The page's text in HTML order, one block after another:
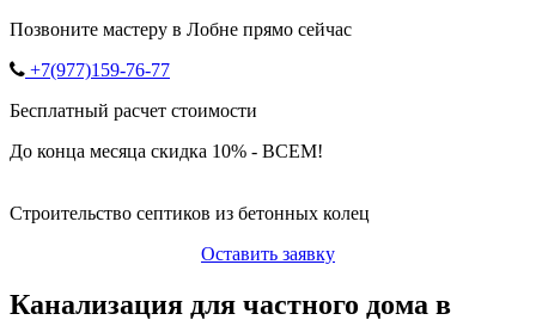
Позвоните мастеру в Лобне прямо сейчас
+7(977)159-76-77
Бесплатный расчет стоимости
До конца месяца скидка 10% - ВСЕМ!
Строительство септиков из бетонных колец
Оставить заявку
Канализация для частного дома в